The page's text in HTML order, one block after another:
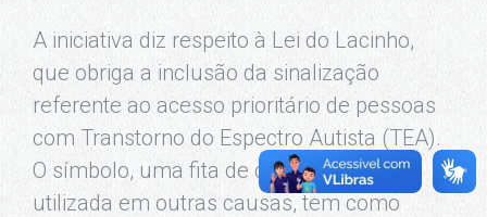
A iniciativa diz respeito à Lei do Lacinho,
que obriga a inclusão da sinalização
referente ao acesso prioritário de pessoas
com Transtorno do Espectro Autista (TEA).
O símbolo, uma fita de conscientização
utilizada em outras causas, tem como